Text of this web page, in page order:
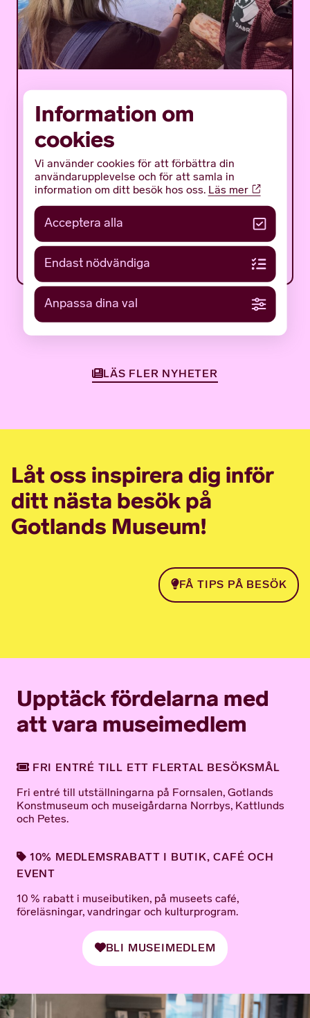
Det mystiska bulverket –
ett flottäventyr på
träsket
Det mystiska bulverket är ett sommarprogram
för ungdomar med fokus på en av Gotlands
12 JUNI 2026NYHETER
LÄS FLER NYHETER
Låt oss inspirera dig inför
ditt nästa besök på
Gotlands Museum!
FÅ TIPS PÅ BESÖK
Upptäck fördelarna med
att vara museimedlem
FRI ENTRÉ TILL ETT FLERTAL BESÖKSMÅL
Fri entré till utställningarna på Fornsalen, Gotlands
Konstmuseum och museigårdarna Norrbys, Kattlunds
och Petes.
10% MEDLEMSRABATT I BUTIK, CAFÉ OCH
EVENT
10 % rabatt i museibutiken, på museets café,
föreläsningar, vandringar och kulturprogram.
BLI MUSEIMEDLEM
Information om
cookies
Vi använder cookies för att förbättra din
användarupplevelse och för att samla in
information om ditt besök hos oss. Läs mer
Acceptera alla
Endast nödvändiga
Anpassa dina val